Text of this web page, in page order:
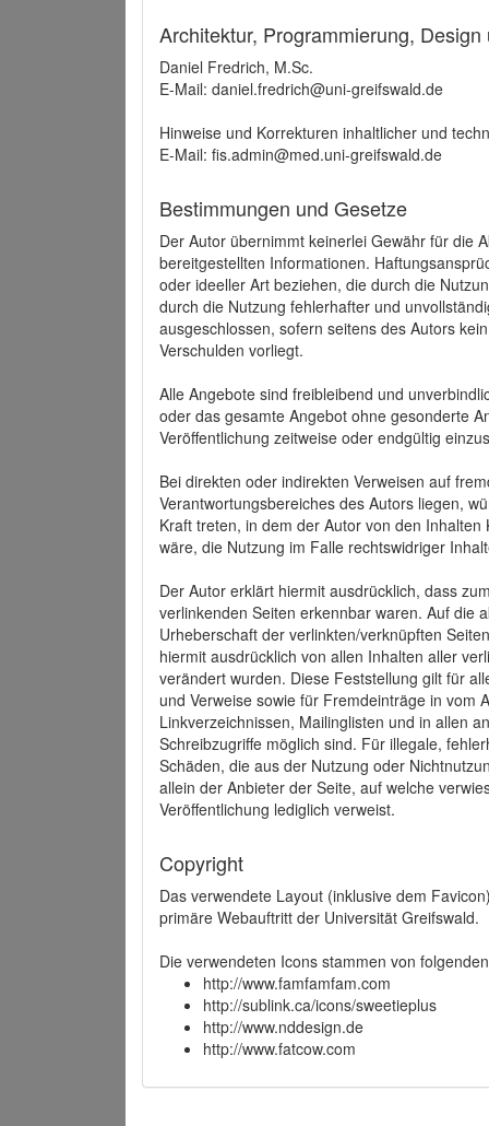
Architektur, Programmierung,
Daniel Fredrich, M.Sc.
E-Mail: daniel.fredrich@uni-greifswald.de
Hinweise und Korrekturen inhaltlicher und
E-Mail: fis.admin@med.uni-greifswald.de
Bestimmungen und Gesetze
Der Autor übernimmt keinerlei Gewähr für die
bereitgestellten Informationen.
oder ideeller Art beziehen, die durch die
durch die Nutzung fehlerhafter und
ausgeschlossen, sofern seitens des Autors
Verschulden vorliegt.
Alle Angebote sind freibleibend und
oder das gesamte Angebot ohne gesonderte
Veröffentlichung zeitweise oder endgültig
Bei direkten oder indirekten Verweisen auf
Verantwortungsbereiches des Autors liegen,
Kraft treten, in dem der Autor von den
wäre, die Nutzung im Falle rechtswidriger
Der Autor erklärt hiermit ausdrücklich, dass
verlinkenden Seiten erkennbar waren. Auf die
Urheberschaft der verlinkten/verknüpften
hiermit ausdrücklich von allen Inhalten aller
verändert wurden. Diese Feststellung gilt für
und Verweise sowie für Fremdeinträge in vom
Linkverzeichnissen, Mailinglisten und in allen
Schreibzugriffe möglich sind. Für illegale,
Schäden, die aus der Nutzung oder
allein der Anbieter der Seite, auf welche
Veröffentlichung lediglich verweist.
Copyright
Das verwendete Layout (inklusive dem
primäre Webauftritt der Universität Greifswald.
Die verwendeten Icons stammen von
http://www.famfamfam.com
http://sublink.ca/icons/sweetieplus
http://www.nddesign.de
http://www.fatcow.com